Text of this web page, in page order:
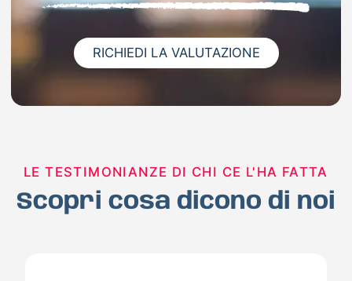
RICHIEDI LA VALUTAZIONE
LE TESTIMONIANZE DI CHI CE L'HA FATTA
Scopri cosa dicono di noi